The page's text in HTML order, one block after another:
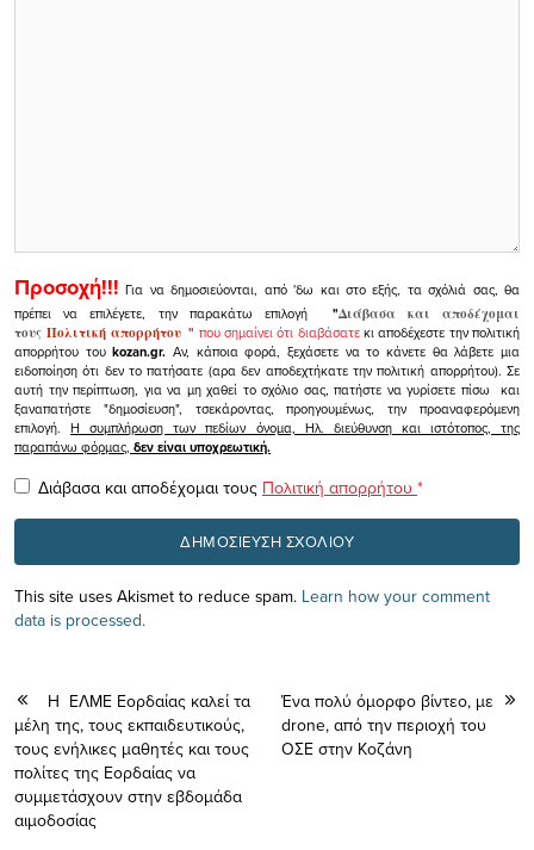
Προσοχή!!! Για να δημοσιεύονται, από 'δω και στο εξής, τα σχόλιά σας, θα
πρέπει να επιλέγετε, την παρακάτω επιλογή
"Διάβασα και αποδέχομαι
τουςΠολιτική απορρήτου" που σημαίνει ότι διαβάσατεκι αποδέχεστε την πολιτική
απορρήτου τουkozan.gr. Αν, κάποια φορά, ξεχάσετε να το κάνετε θα λάβετε μια
ειδοποίηση ότι δεν το πατήσατε (αρα δεν αποδεχτήκατε την πολιτική απορρήτου). Σε
αυτή την περίπτωση, για να μη χαθεί το σχόλιο σας, πατήστε να γυρίσετε πίσω και
ξαναπατήστε "δημοσίευση", τσεκάροντας, προηγουμένως, την προαναφερόμενη
επιλογή.Η συμπλήρωση των πεδίων όνομα, Ηλ. διεύθυνση και ιστότοπος, της
παραπάνω φόρμας, δεν είναι υποχρεωτική.
Διάβασα και αποδέχομαι τους Πολιτική απορρήτου *
This site uses Akismet to reduce spam. Learn how your comment
data is processed.
Η ΕΛΜΕ Εορδαίας καλεί τα
μέλη της, τους εκπαιδευτικούς,
τους ενήλικες μαθητές και τους
πολίτες της Εορδαίας να
συμμετάσχουν στην εβδομάδα
αιμοδοσίας
Ένα πολύ όμορφο βίντεο, με
drone, από την περιοχή του
ΟΣΕ στην Κοζάνη